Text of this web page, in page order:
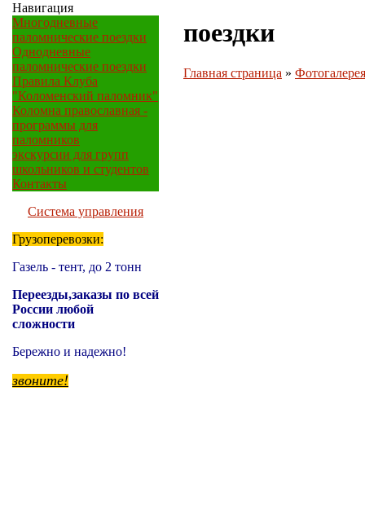
Навигация
Многодневные
паломнические поездки
Однодневные
паломнические поездки
Правила Клуба
"Коломенский паломник"
Коломна православная -
программы для
паломников
экскурсии для групп
школьников и студентов
Контакты
Система управления
Грузоперевозки:
Газель - тент, до 2 тонн
Переезды,заказы по всей
России любой
сложности
Бережно и надежно!
звоните!
поездки
Главная страница » Фотогалерея